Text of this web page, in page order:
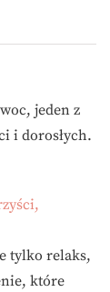
jeden z
i dorosłych.
tylko relaks,
które